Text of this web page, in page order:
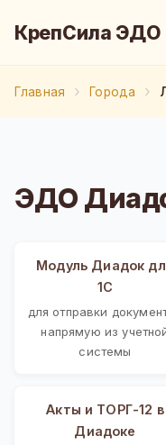
КрепСила ЭДО
Главная Города
ЭДО
Модуль Диадок
1С
для отправки
напрямую из
системы
Акты и ТОРГ-12 в
Диадоке